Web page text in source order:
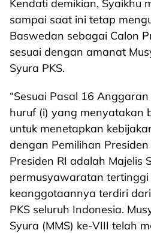
Kendati demikian, Syaikhu
sampai saat ini tetap
Baswedan sebagai Calon
sesuai dengan amanat
Syura PKS.
“Sesuai Pasal 16
huruf (i) yang menyatakan
untuk menetapkan
dengan Pemilihan
Presiden RI adalah Majelis
permusyawaratan
keanggotaannya terdiri
PKS seluruh Indonesia.
Syura (MMS) ke-VIII telah